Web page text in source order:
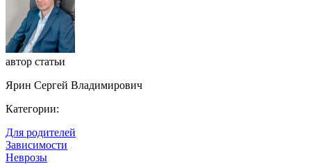
автор статьи
Ярин Сергей Владимирович
Категории:
Для родителей
Зависимости
Неврозы